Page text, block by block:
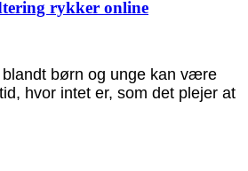
rykker online
børn og unge kan være
hvor intet er, som det plejer at